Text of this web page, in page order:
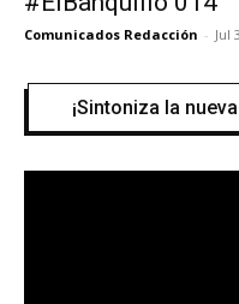
Comunicados Redacción - Jul
¡Sintoniza la